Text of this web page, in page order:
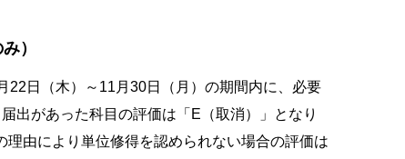
）
22日（木）～11月30日（月）の期間内に、必要
出があった科目の評価は「E（取消）」となり
由により単位修得を認められない場合の評価は